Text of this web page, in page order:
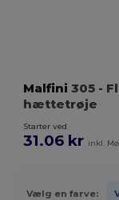
Malfini 305 -
hættetrøje
Starter ved
31.06 kr inkl.
Vælg en farve: